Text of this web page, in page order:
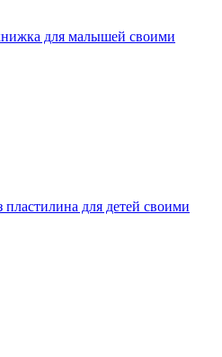
для малышей своими
для детей своими